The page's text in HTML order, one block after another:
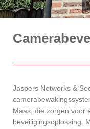
Jaspers Networks &
Maas, die zorgen voor
beveiligingsoplossing.